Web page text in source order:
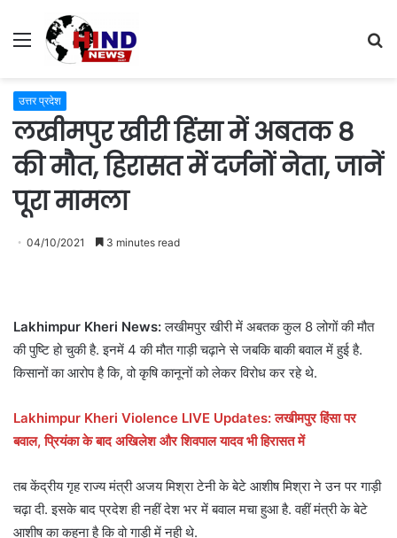
Menu
उत्तर प्रदेश
लखीमपुर खीरी हिंसा में अबतक 8
की मौत, हिरासत में दर्जनों नेता, जानें
पूरा मामला
04/10/2021 3 minutes read
Lakhimpur Kheri News:लखीमपुर खीरी में अबतक कुल 8 लोगों की मौत
की पुष्टि हो चुकी है. इनमें 4 की मौत गाड़ी चढ़ाने से जबकि बाकी बवाल में हुई है.
किसानों का आरोप है कि, वो कृषि कानूनों को लेकर विरोध कर रहे थे.
Lakhimpur Kheri Violence LIVE Updates: लखीमपुर हिंसा पर
बवाल, प्रियंका के बाद अखिलेश और शिवपाल यादव भी हिरासत में
तब केंद्रीय गृह राज्य मंत्री अजय मिश्रा टेनी के बेटे आशीष मिश्रा ने उन पर गाड़ी
चढ़ा दी. इसके बाद प्रदेश ही नहीं देश भर में बवाल मचा हुआ है. वहीं मंत्री के बेटे
आशीष का कहना है कि वो गाड़ी में नही थे.